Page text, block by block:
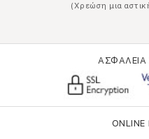
(Χρεώση μια